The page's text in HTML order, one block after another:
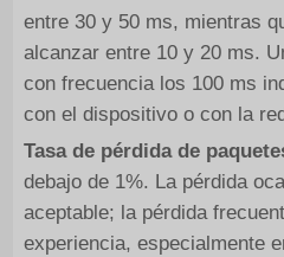
entre 30 y 50 ms, mientras
alcanzar entre 10 y 20 ms.
con frecuencia los 100 ms
con el dispositivo o con la
Tasa de pérdida de
debajo de 1%. La pérdida
aceptable; la pérdida
experiencia, especialmente